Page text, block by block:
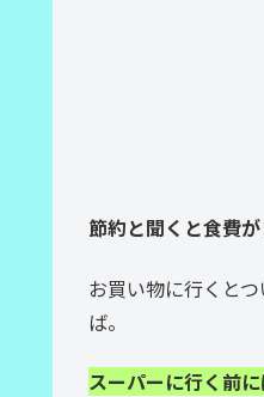
節約と聞くと食費が
お買い物に行くと
ば。
スーパーに行く前